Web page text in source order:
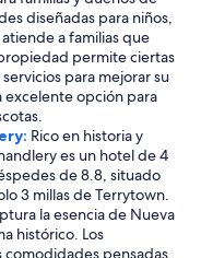
diseñadas para niños,
a familias que
permite ciertas
para mejorar su
excelente opción para
Rico en historia y
es un hotel de 4
de 8.8, situado
3 millas de Terrytown.
la esencia de Nueva
histórico. Los
pensadas,